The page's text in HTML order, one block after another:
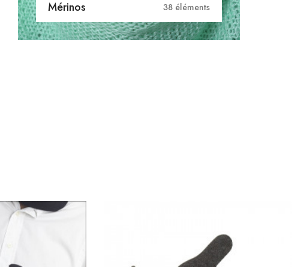
Mérinos 38 éléments